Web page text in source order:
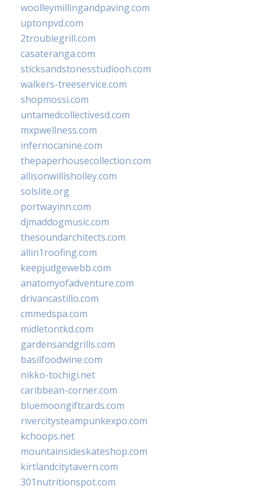
woolleymillingandpaving.com
uptonpvd.com
2troublegrill.com
casateranga.com
sticksandstonesstudiooh.com
walkers-treeservice.com
shopmossi.com
untamedcollectivesd.com
mxpwellness.com
infernocanine.com
thepaperhousecollection.com
allisonwillisholley.com
solslite.org
portwayinn.com
djmaddogmusic.com
thesoundarchitects.com
allin1roofing.com
keepjudgewebb.com
anatomyofadventure.com
drivancastillo.com
cmmedspa.com
midletontkd.com
gardensandgrills.com
basilfoodwine.com
nikko-tochigi.net
caribbean-corner.com
bluemoongiftcards.com
rivercitysteampunkexpo.com
kchoops.net
mountainsideskateshop.com
kirtlandcitytavern.com
301nutritionspot.com